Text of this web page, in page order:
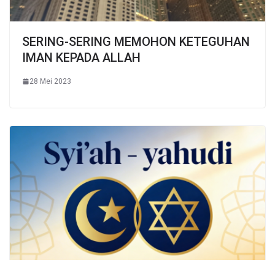
SERING-SERING MEMOHON KETEGUHAN
IMAN KEPADA ALLAH
28 Mei 2023